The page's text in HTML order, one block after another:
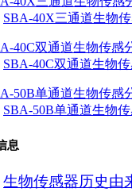
SBA-40X三通道生物
SBA-40C双通道生物
SBA-50B单通道生物
息
生物传感器历史由